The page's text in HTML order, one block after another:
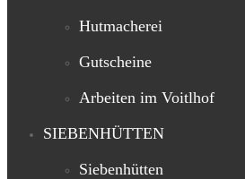
Hutmacherei
Gutscheine
Arbeiten im Voitlhof
SIEBENHÜTTEN
Siebenhütten